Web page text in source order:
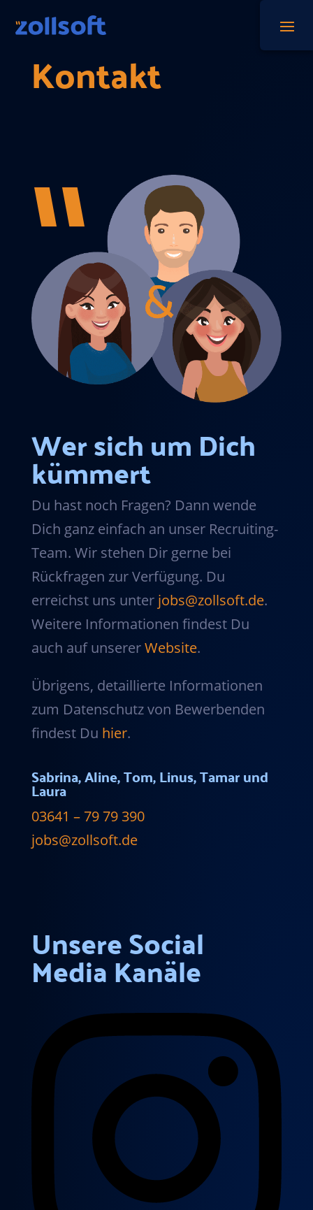
Kontakt
Wer sich um Dich
kümmert
Du hast noch Fragen? Dann wende
Dich ganz einfach an unser Recruiting-
Team. Wir stehen Dir gerne bei
Rückfragen zur Verfügung. Du
erreichst uns unter jobs@zollsoft.de.
Weitere Informationen findest Du
auch auf unsererWebsite.
Übrigens, detaillierte Informationen
zum Datenschutz von Bewerbenden
findest Du hier.
Sabrina, Aline, Tom, Linus, Tamar und
Laura
03641 – 79 79 390
jobs@zollsoft.de
Unsere Social
Media Kanäle